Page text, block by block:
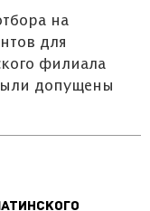
на
для
филиала
допущены